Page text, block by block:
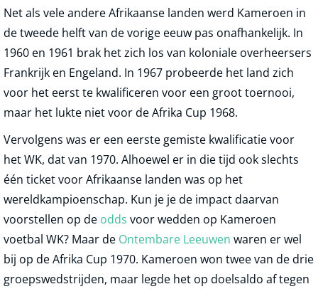
Net als vele andere Afrikaanse landen werd Kameroen in
de tweede helft van de vorige eeuw pas onafhankelijk. In
1960 en 1961 brak het zich los van koloniale overheersers
Frankrijk en Engeland. In 1967 probeerde het land zich
voor het eerst te kwalificeren voor een groot toernooi,
maar het lukte niet voor de Afrika Cup 1968.
Vervolgens was er een eerste gemiste kwalificatie voor
het WK, dat van 1970. Alhoewel er in die tijd ook slechts
één ticket voor Afrikaanse landen was op het
wereldkampioenschap. Kun je je de impact daarvan
voorstellen op de odds voor wedden op Kameroen
voetbal WK? Maar de Ontembare Leeuwen waren er wel
bij op de Afrika Cup 1970. Kameroen won twee van de drie
groepswedstrijden, maar legde het op doelsaldo af tegen